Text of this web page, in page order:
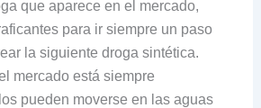
que aparece en el mercado,
para ir siempre un paso
la siguiente droga sintética.
mercado está siempre
pueden moverse en las aguas